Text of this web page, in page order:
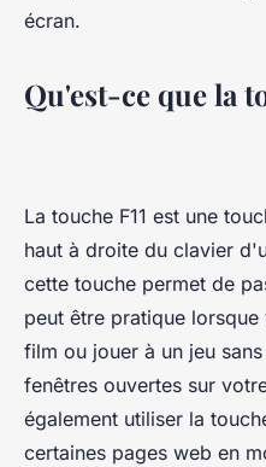
écran.
Qu'est-ce que la
La touche F11 est une
haut à droite du clavier
cette touche permet de
peut être pratique
film ou jouer à un jeu
fenêtres ouvertes sur
également utiliser la
certaines pages web en